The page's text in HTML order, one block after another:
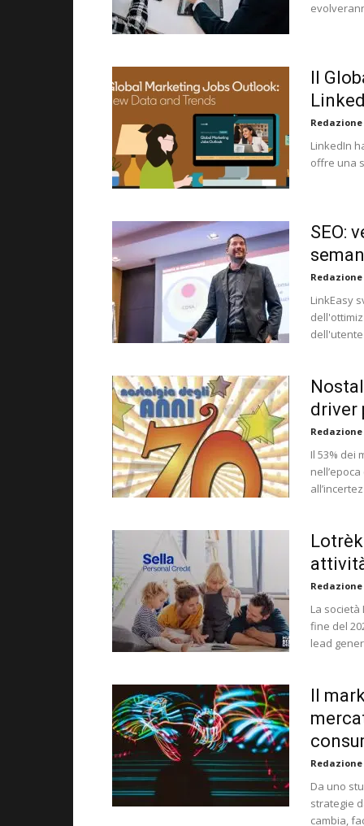
Il
LinkedIn
offre una
SEO:
LinkEasy
dell'utente
driver
Il 53% dei
La
fine del
lead
Il
Da uno
strategie
cambia,